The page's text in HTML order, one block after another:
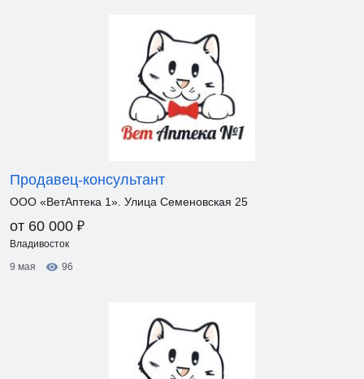
Продавец-консультант
ООО «ВетАптека 1». Улица Семеновская 25
от 60 000 ₽
Владивосток
9 мая
96